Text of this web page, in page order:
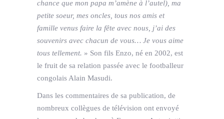
chance que mon papa m’amène à l’autel), ma
petite soeur, mes oncles, tous nos amis et
famille venus faire la fête avec nous, j’ai des
souvenirs avec chacun de vous… Je vous aime
tous tellement. » Son fils Enzo, né en 2002, est
le fruit de sa relation passée avec le footballeur
congolais Alain Masudi.
Dans les commentaires de sa publication, de
nombreux collègues de télévision ont envoyé